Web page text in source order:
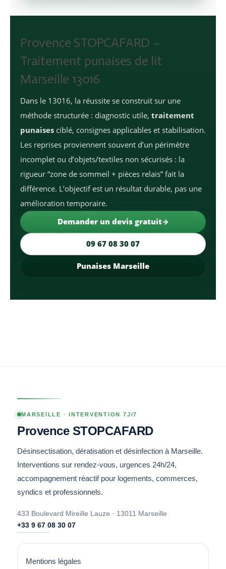
Provence STOPCAFARD –
Traitement punaises de lit
Marseille 13016
Dans le 13016, la réussite se construit sur une
méthode structurée : diagnostic utile, traitement
punaises ciblé, consignes applicables et stabilisation.
Les reprises proviennent souvent d’un périmètre
incomplet ou d’objets/textiles non sécurisés : la
rigueur “zone de sommeil + pièces relais” fait la
différence. L’objectif est un résultat durable, pas une
amélioration temporaire.
Demander un devis gratuit
09 67 08 30 07
Punaises Marseille
MARSEILLE · INTERVENTION 7J/7
Provence STOPCAFARD
Désinsectisation, dératisation et désinfection à Marseille.
Interventions sur rendez-vous, urgences 24h/24,
accompagnement réactif pour logements, commerces,
syndics et professionnels.
433 Boulevard Mireille Lauze · 13011 Marseille
+33 9 67 08 30 07
Mentions légales